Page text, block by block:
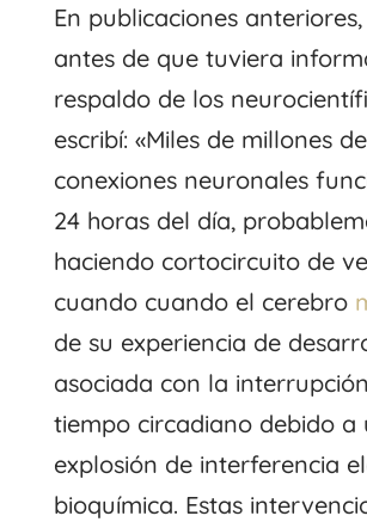
En publicaciones
antes de que tuviera
respaldo de los
escribí: «Miles de millones de
conexiones neuronales
24 horas del día,
haciendo cortocircuito de
cuando cuando el cerebro
de su experiencia de
asociada con la
tiempo circadiano debido a
explosión de interferencia
bioquímica. Estas